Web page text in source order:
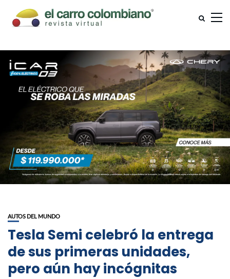
AUTOS DEL MUNDO
Tesla Semi celebró la entrega
de sus primeras unidades,
pero aún hay incógnitas